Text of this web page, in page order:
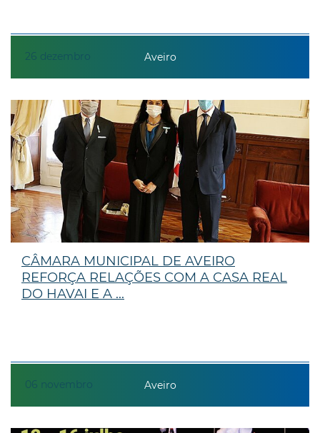
26 dezembro Aveiro
06 novembro
CÂMARA MUNICIPAL DE AVEIRO
REFORÇA RELAÇÕES COM A CASA REAL
DO HAVAI E A ...
Aveiro